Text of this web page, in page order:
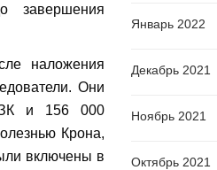
завершения
наложения
Они
и 156 000
Крона,
включены в
Январь 2022
Декабрь 2021
Ноябрь 2021
Октябрь 2021